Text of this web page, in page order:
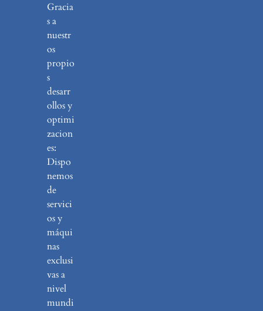
Gracia
s a
nuestr
os
propio
s
desarr
ollos y
optimi
zacion
es:
Dispo
nemos
de
servici
os y
máqui
nas
exclusi
vas a
nivel
mundi